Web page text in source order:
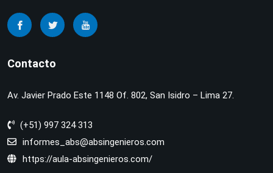
Contacto
Av. Javier Prado Este 1148 Of. 802, San Isidro – Lima 27.
(+51) 997 324 313
informes_abs@absingenieros.com
https://aula-absingenieros.com/